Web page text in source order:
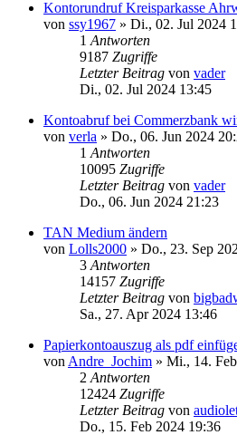
Kontorundruf Kreisparkasse
von ssy1967 » Di., 02. Jul 2024
1 Antworten
9187 Zugriffe
Letzter Beitrag von vader
Di., 02. Jul 2024 13:45
Kontoabruf bei Commerzbank
von verla » Do., 06. Jun 2024
1 Antworten
10095 Zugriffe
Letzter Beitrag von vader
Do., 06. Jun 2024 21:23
TAN Medium ändern
von Lolls2000 » Do., 23. Sep
3 Antworten
14157 Zugriffe
Letzter Beitrag von
Sa., 27. Apr 2024 13:46
Papierkontoauszug als pdf
von Andre_Jochim » Mi., 14.
2 Antworten
12424 Zugriffe
Letzter Beitrag von
Do., 15. Feb 2024 19:36